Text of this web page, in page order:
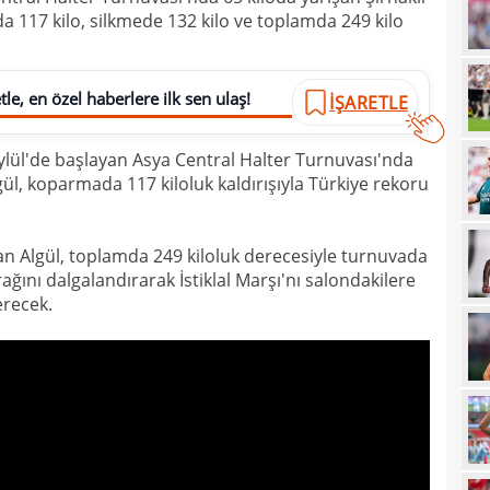
117 kilo, silkmede 132 kilo ve toplamda 249 kilo
en özel haberlere ilk sen ulaş! İŞARETLE
başlayan Asya Central Halter Turnuvası'nda
koparmada 117 kiloluk kaldırışıyla Türkiye rekoru
Algül, toplamda 249 kiloluk derecesiyle turnuvada
dalgalandırarak İstiklal Marşı'nı salondakilere
gitti